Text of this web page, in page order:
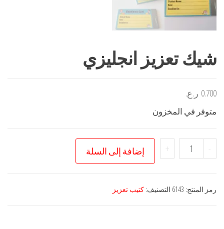
شيك تعزيز انجليزي
0.700 ر.ع.
متوفر في المخزون
-
كمية
شيك
انجليزي
+ إضافة إلى السلة
رمز المنتج: 6143 التصنيف: كتيب تعزيز